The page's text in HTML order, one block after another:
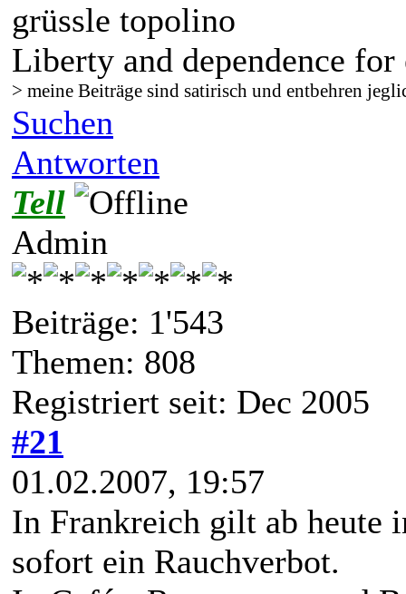
grüssle topolino
Liberty and dependence for
> meine Beiträge sind satirisch und entbehren
Suchen
Antworten
Tell
Admin
Beiträge: 1'543
Themen: 808
Registriert seit: Dec 2005
#21
01.02.2007, 19:57
In Frankreich gilt ab heute
sofort ein Rauchverbot.